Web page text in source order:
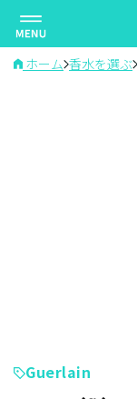
ナ
ビ
ゲ ホーム 香水を選ぶ
Guerlain